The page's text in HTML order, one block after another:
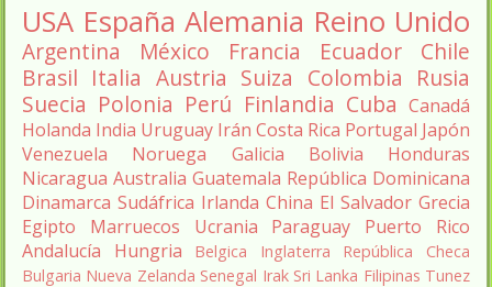
USA España Alemania Reino Unido
Argentina México Francia Ecuador
Chile
Brasil Italia Austria Suiza Colombia Rusia
Suecia Polonia Perú Finlandia Cuba Canadá
Holanda India Uruguay Irán Costa Rica Portugal Japón
Venezuela
Noruega Galicia Bolivia
Honduras
Nicaragua Australia Guatemala República Dominicana
Dinamarca Sudáfrica Irlanda China El Salvador Grecia
Egipto
Marruecos Ucrania Paraguay
Puerto Rico
Andalucía
Hungria Belgica Inglaterra
República Checa
Bulgaria Nueva Zelanda Senegal Irak Sri Lanka Filipinas Tunez